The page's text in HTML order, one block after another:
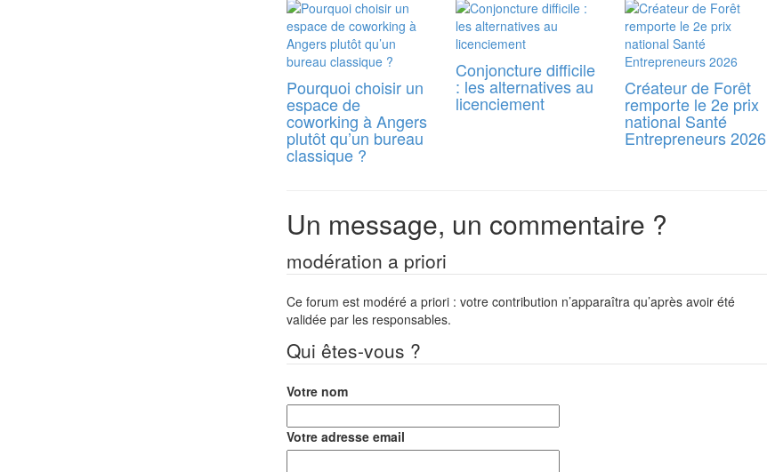
Pourquoi choisir un
espace de
coworking à Angers
plutôt qu’un bureau
classique ?
Conjoncture difficile
: les alternatives au
licenciement
Créateur de Forêt
remporte le 2e prix
national Santé
Entrepreneurs 2026
Un message, un commentaire ?
modération a priori
Ce forum est modéré a priori : votre contribution n’apparaîtra qu’après avoir été
validée par les responsables.
Qui êtes-vous ?
Votre nom
Votre adresse email